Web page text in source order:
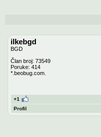
ilkebgd
BGD
Član broj: 73549
Poruke: 414
*.beobug.com.
+1
Profil